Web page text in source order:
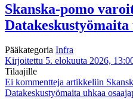
Skanska-pomo
Pääkategoria Infra
Kirjoitettu 5. elokuuta 2026,
Tilaajille
Ei kommentteja artikkeliin
Datakeskustyömaita uhkaa